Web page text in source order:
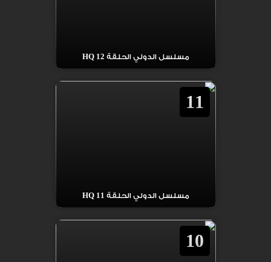
مسلسل الدولي الحلقة 12 HQ
11
مسلسل الدولي الحلقة 11 HQ
10